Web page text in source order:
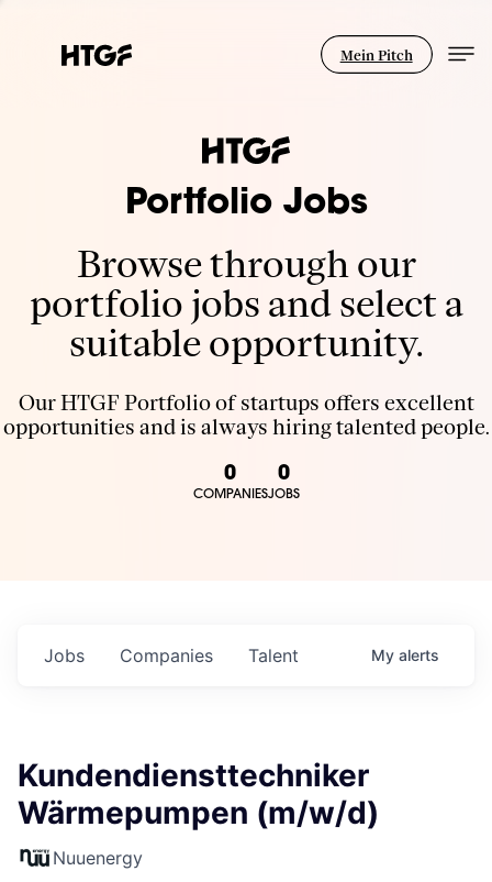
Mein Pitch
Portfolio Jobs
Browse through our
portfolio jobs and select a
suitable opportunity.
Our HTGF Portfolio of startups offers excellent
opportunities and is always hiring talented people.
0
COMPANIES
0
JOBS
Jobs Companies Talent My alerts
Kundendiensttechniker
Wärmepumpen (m/w/d)
Nuuenergy